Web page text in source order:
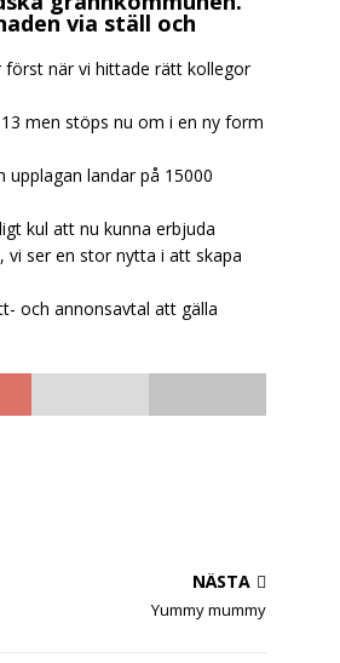
via ställ och
först när vi hittade rätt kollegor
men stöps nu om i en ny form
landar på 15000
kul att nu kunna erbjuda
ser en stor nytta i att skapa
och annonsavtal att gälla
NÄSTA
Yummy mummy